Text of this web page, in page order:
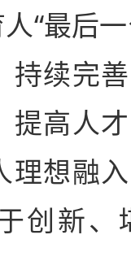
“最后
持续完
提高人
理想融
创新、